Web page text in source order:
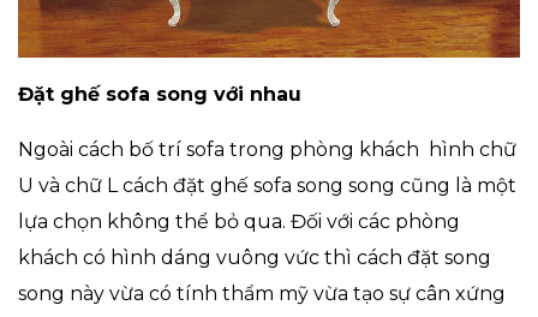
Đặt ghế sofa song với nhau
Ngoài cách bố trí sofa trong phòng khách hình chữ
U và chữ L cách đặt ghế sofa song song cũng là một
lựa chọn không thể bỏ qua. Đối với các phòng
khách có hình dáng vuông vức thì cách đặt song
song này vừa có tính thẩm mỹ vừa tạo sự cân xứng